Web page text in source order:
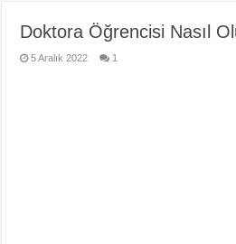
Doktora Öğrencisi Nasıl
5 Aralık 2022 1